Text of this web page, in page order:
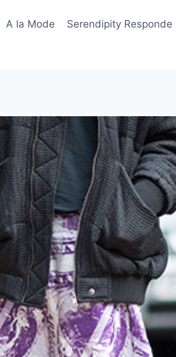
A la Mode Serendipity Responde